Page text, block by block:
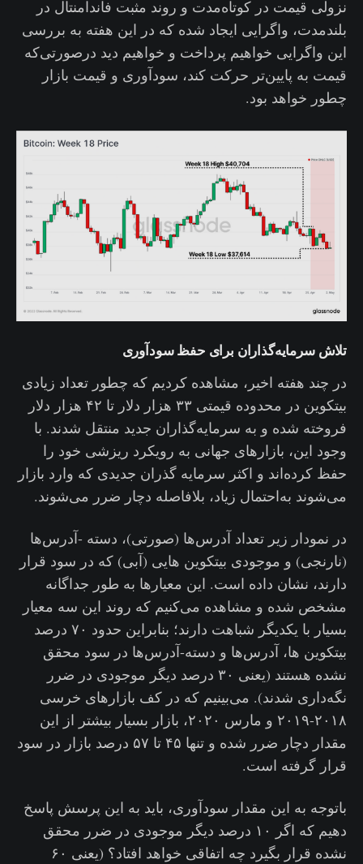
نزولی قیمت در کوتاه‌مدت و روند مثبت فاندامنتال در
بلندمدت، واگرایی ایجاد شده که در این هفته به بررسی
این واگرایی خواهیم پرداخت و خواهیم دید درصورتی‌که
قیمت به پایین‌تر حرکت کند، سودآوری و قیمت بازار
چطور خواهد بود.
تلاش سرمایه‌گذاران برای حفظ سودآوری
در چند هفته اخیر، مشاهده کردیم که چطور تعداد زیادی
بیتکوین در محدوده قیمتی ۳۳ هزار دلار تا ۴۲ هزار دلار
فروخته شده و به سرمایه‌گذاران جدید منتقل شدند. با
وجود این، بازارهای جهانی به رویکرد ریزشی خود را
حفظ کرده‌اند و اکثر سرمایه گذران جدیدی که وارد بازار
می‌شوند به‌احتمال زیاد، بلافاصله دچار ضرر می‌شوند.
در نمودار زیر تعداد آدرس‌ها (صورتی)، دسته -آدرس‌ها
(نارنجی) و موجودی بیتکوین هایی (آبی) که در سود قرار
دارند، نشان داده است. این معیارها به طور جداگانه
مشخص شده و مشاهده می‌کنیم که روند این سه معیار
بسیار با یکدیگر شباهت دارند؛ بنابراین حدود ۷۰ درصد
بیتکوین ها، آدرس‌ها و دسته-آدرس‌ها در سود محقق
نشده هستند (یعنی ۳۰ درصد دیگر موجودی در ضرر
نگه‌داری شدند). می‌بینیم که در کف بازارهای خرسی
۲۰۱۸-۲۰۱۹ و مارس ۲۰۲۰، بازار بسیار بیشتر از این
مقدار دچار ضرر شده و تنها ۴۵ تا ۵۷ درصد بازار در سود
قرار گرفته است.
باتوجه‌ به این مقدار سودآوری، باید به این پرسش پاسخ
دهیم که اگر ۱۰ درصد دیگر موجودی در ضرر محقق
نشده قرار بگیرد چه اتفاقی خواهد افتاد؟ (یعنی ۶۰